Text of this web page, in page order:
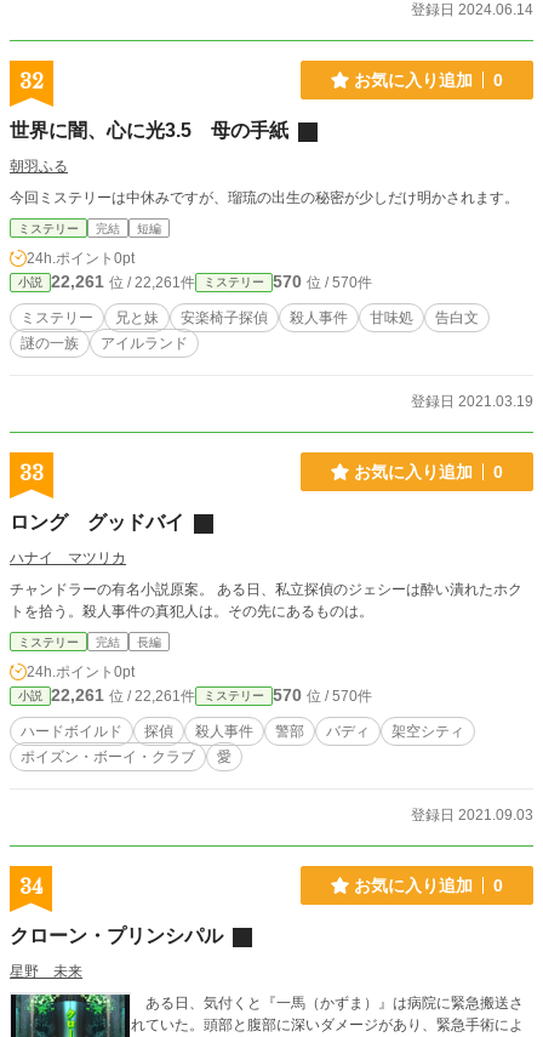
登録日 2024.06.14
32 お気に入り追加 0
世界に闇、心に光3.5 母の手紙
朝羽ふる
今回ミステリーは中休みですが、瑠琉の出生の秘密が少しだけ明かされます。
ミステリー 完結 短編
24h.ポイント 0pt
小説 22,261 位 / 22,261件 ミステリー 570 位 / 570件
ミステリー 兄と妹 安楽椅子探偵 殺人事件 甘味処
告白文
謎の一族
アイルランド
登録日 2021.03.19
33 お気に入り追加 0
ロング グッドバイ
ハナイ マツリカ
チャンドラーの有名小説原案。 ある日、私立探偵のジェシーは酔い潰れたホク
トを拾う。殺人事件の真犯人は。その先にあるものは。
ミステリー 完結 長編
24h.ポイント 0pt
小説 22,261 位 / 22,261件 ミステリー 570 位 / 570件
ハードボイルド 探偵 殺人事件 警部 バディ
架空シティ
ポイズン・ボーイ・クラブ
愛
登録日 2021.09.03
34 お気に入り追加 0
クローン・プリンシパル
星野 未来
ある日、気付くと『一馬（かずま）』は病院に緊急搬送さ
れていた。頭部と腹部に深いダメージがあり、緊急手術によ